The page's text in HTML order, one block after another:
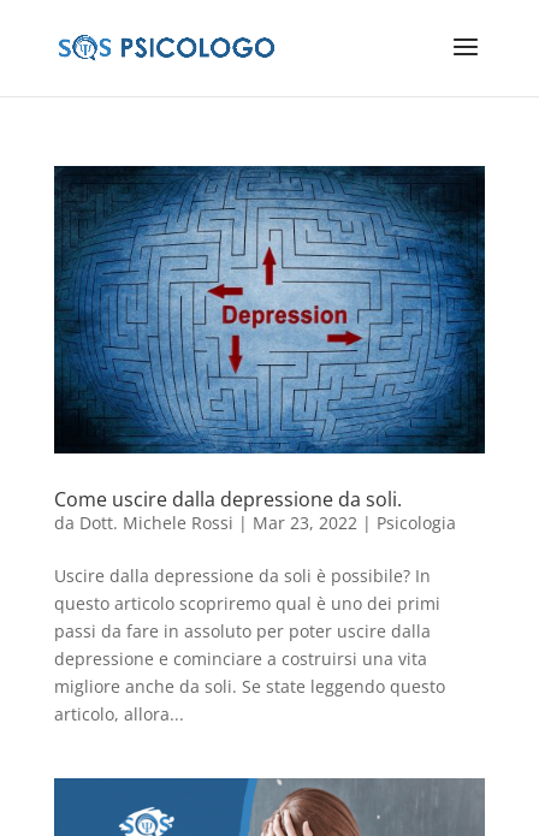
Come uscire dalla depressione da soli.
da Dott. Michele Rossi | Mar 23, 2022| Psicologia
Uscire dalla depressione da soli è possibile? In
questo articolo scopriremo qual è uno dei primi
passi da fare in assoluto per poter uscire dalla
depressione e cominciare a costruirsi una vita
migliore anche da soli. Se state leggendo questo
articolo, allora...